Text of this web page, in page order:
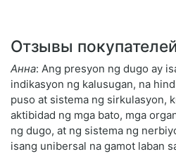
Отзывы покупателей
Анна: Ang presyon ng dugo ay
indikasyon ng kalusugan, na
puso at sistema ng sirkulasyon,
aktibidad ng mga bato, mga
ng dugo, at ng sistema ng
isang unibersal na gamot laban